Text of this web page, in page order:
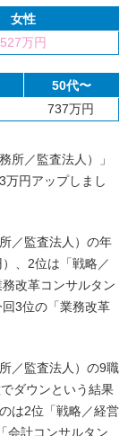
女性
527万円
50代〜
737万円
所／監査法人）」
万円アップしまし
／監査法人）の年
、2位は「戦略／
改革コンサルタン
3位の「業務改革
／監査法人）の9職
ダウンという結果
は2位「戦略／経営
会計コンサルタン